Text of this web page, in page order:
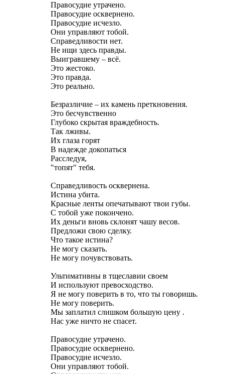
Правосудие утрачено.
Правосудие осквернено.
Правосудие исчезло.
Они управляют тобой.
Справедливости нет.
Не ищи здесь правды.
Выигравшему – всё.
Это жестоко.
Это правда.
Это реально.
Безразличие – их камень преткновения.
Это бесчувственно
Глубоко скрытая враждебность.
Так лживы.
Их глаза горят
В надежде докопаться
Расследуя,
"топят" тебя.
Справедливость осквернена.
Истина убита.
Красные ленты опечатывают твои губы.
С тобой уже покончено.
Их деньги вновь склонят чашу весов.
Предложи свою сделку.
Что такое истина?
Не могу сказать.
Не могу почувствовать.
Ультимативны в тщеславии своем
И используют превосходство.
Я не могу поверить в то, что ты говоришь.
Не могу поверить.
Мы заплатил слишком большую цену .
Нас уже ничто не спасет.
Правосудие утрачено.
Правосудие осквернено.
Правосудие исчезло.
Они управляют тобой.